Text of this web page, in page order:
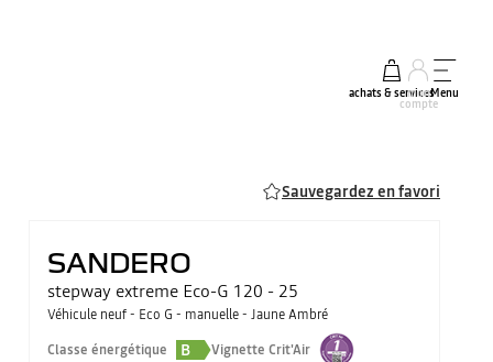
achats & services
mon
compte
Menu
Sauvegardez en favori
SANDERO
stepway extreme Eco-G 120 - 25
Véhicule neuf - Eco G - manuelle - Jaune Ambré
Classe énergétique
B Vignette Crit'Air